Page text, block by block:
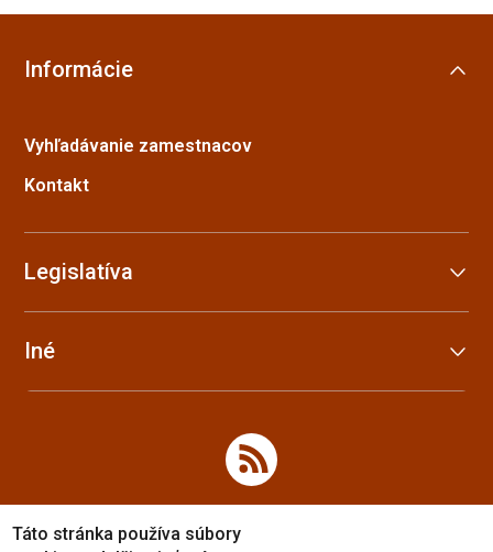
Informácie
Vyhľadávanie zamestnacov
Kontakt
Legislatíva
Iné
Táto stránka používa súbory